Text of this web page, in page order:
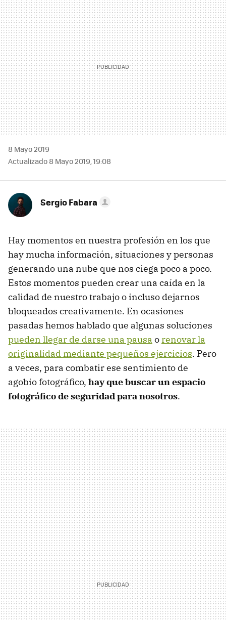
MAIL
8 Mayo 2019
Actualizado 8 Mayo 2019, 19:08
Sergio Fabara
Hay momentos en nuestra profesión en los que
hay mucha información, situaciones y personas
generando una nube que nos ciega poco a poco.
Estos momentos pueden crear una caída en la
calidad de nuestro trabajo o incluso dejarnos
bloqueados creativamente. En ocasiones
pasadas hemos hablado que algunas soluciones
pueden llegar de darse una pausa o renovar la
originalidad mediante pequeños ejercicios. Pero
a veces, para combatir ese sentimiento de
agobio fotográfico, hay que buscar un espacio
fotográfico de seguridad para nosotros.